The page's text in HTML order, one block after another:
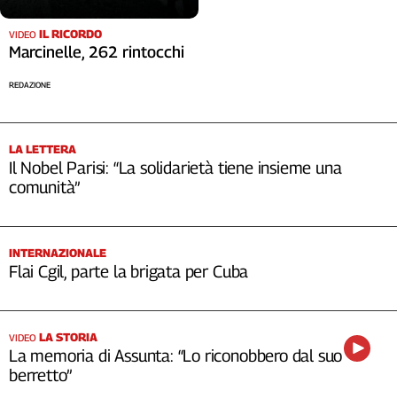
VIDEO IL RICORDO
Marcinelle, 262 rintocchi
REDAZIONE
LA LETTERA
Il Nobel Parisi: “La solidarietà tiene insieme una
comunità”
INTERNAZIONALE
Flai Cgil, parte la brigata per Cuba
VIDEO LA STORIA
La memoria di Assunta: “Lo riconobbero dal suo
berretto”